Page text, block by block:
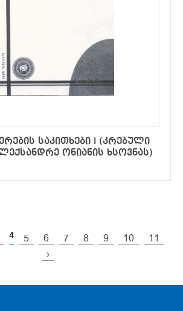
საკითხები I (კრებული
ონიანის ხსოვნას)
4 5 6 7 8 9 10
11
›